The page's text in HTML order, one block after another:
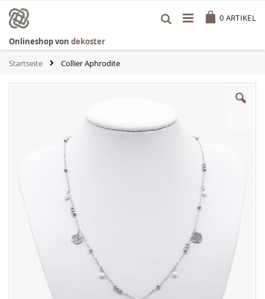
Inhalt
springen
0 ARTIKEL
Onlineshop von dekoster
Startseite Collier Aphrodite